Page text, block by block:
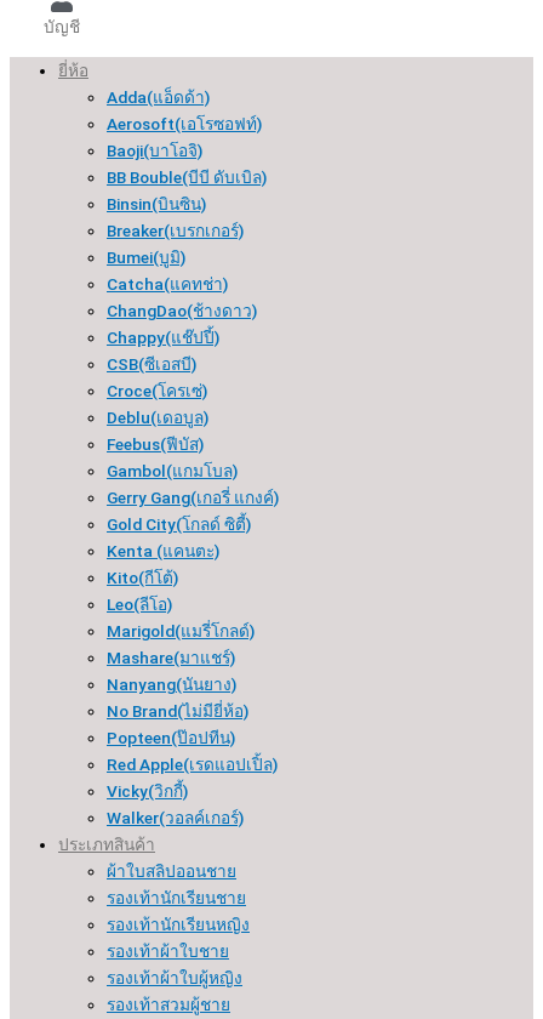
บัญชี
ยี่ห้อ
Adda(แอ็ดด้า)
Aerosoft(เอโรซอฟท์)
Baoji(บาโอจิ)
BB Bouble(บีบี ดับเบิล)
Binsin(บินซิน)
Breaker(เบรกเกอร์​)
Bumei(บูมิ)
Catcha(แคทช่า)
ChangDao(ช้างดาว)
Chappy(แช๊ปปี้)
CSB(ซีเอสบี)
Croce(โครเซ่)
Deblu(เดอบูล)
Feebus(ฟีบัส)
Gambol(แกมโบล)
Gerry Gang(เกอรี่ แกงค์)
Gold City(โกลด์ ซิตี้)
Kenta (แคนตะ)
Kito(กีโต้)
Leo(ลีโอ)
Marigold(แมรี่โกลด์)
Mashare(มาแชร์)
Nanyang(นันยาง)
No Brand(ไม่มียี่ห้อ)
Popteen(ป๊อปทีน)
Red Apple(เรดแอปเปิ้ล)
Vicky(วิกกี้)
Walker(วอลค์เกอร์)
ประเภทสินค้า
ผ้าใบสลิปออนชาย
รองเท้านักเรียนชาย
รองเท้านักเรียนหญิง
รองเท้าผ้าใบชาย
รองเท้าผ้าใบผู้หญิง
รองเท้าสวมผู้ชาย